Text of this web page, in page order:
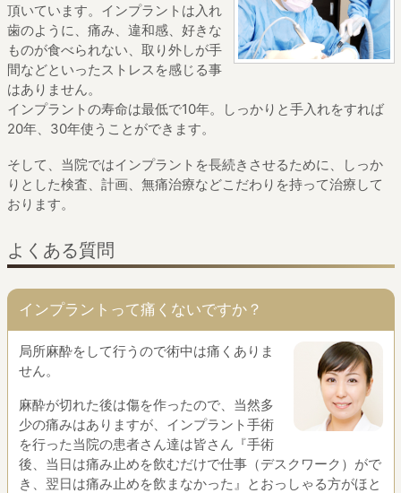
頂いています。 インプラントは入れ
歯のように、痛み、違和感、 好きな
ものが食べられない、取り外しが手
間などといった ストレスを感じる事
はありません。
インプラントの寿命は最低で10年。
しっかりと手入れをすれば
20年、30年使うことができます。
そして、当院ではインプラントを長続きさせるために、
しっか
りとした検査、計画、無痛治療などこだわりを持って治療して
おります。
よくある質問
インプラントって痛くないですか？
局所麻酔をして行うので術中は痛くありま
せん。
麻酔が切れた後は傷を作ったので、当然多
少の痛みはありますが、 インプラント手術
を行った当院の患者さん達は皆さん 『手術
後、当日は痛み止めを飲むだけで仕事（デスクワーク）がで
き、 翌日は痛み止めを飲まなかった』とおっしゃる方がほと